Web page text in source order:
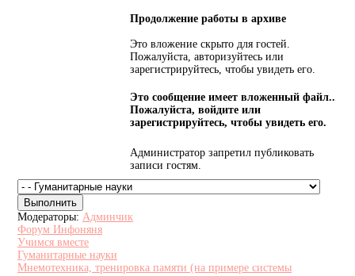
Продолжение работы в архиве
Это вложение скрыто для гостей.
Пожалуйста, авторизуйтесь или
зарегистрируйтесь, чтобы увидеть его.
Это сообщение имеет вложенный файл..
Пожалуйста, войдите или
зарегистрируйтесь, чтобы увидеть его.
Администратор запретил публиковать
записи гостям.
Модераторы: Админчик
Форум Инфоняня
Учимся вместе
Гуманитарные науки
Мнемотехника, тренировка памяти (на примере системы